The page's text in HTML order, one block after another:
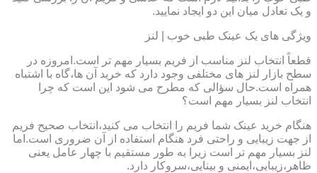
و یک تعادل میان این دو ایجاد نمایید.
ویژگی های یک عینک طبی خوب | لنز
قطعاً انتخاب لنز مناسب از فریم بسیار مهم تر است.امروزه در
سطح بازار لنز های مختلفی وجود دارد که خرید آن ها،گاه با اشتباه
همراه است.حال سؤالی که مطرح می شود این است که چرا
انتخاب لنز بسیار مهم است؟
هنگام خرید عینک شما فریم را انتخاب می کنید،انتخاب صحیح فریم
از جهت زیبایی و راحتی فرد هنگام استفاده از آن ضروری است.اما
لنز بسیار مهم تر است زیرا به طور مستقیم با چهار عامل یعنی
ظاهر،زیبایی،ایمنی و بینایی،سروکار دارد.